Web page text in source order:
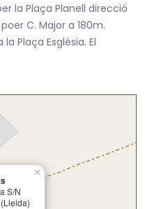
la Plaça Planell direcció
C. Major a 180m.
Plaça Església. El
S/N
×